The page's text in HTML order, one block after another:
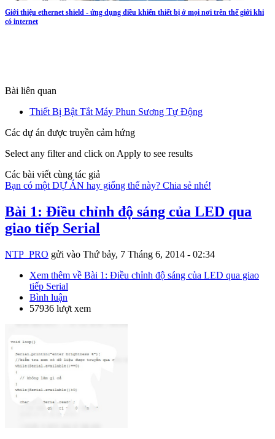
Giới thiệu ethernet shield - ứng dụng điều khiển thiết bị ở mọi nơi trên thế giới khi
có internet
Bài liên quan
Thiết Bị Bật Tắt Máy Phun Sương Tự Động
Các dự án được truyền cảm hứng
Select any filter and click on Apply to see results
Các bài viết cùng tác giả
Bạn có một DỰ ÁN hay giống thế này? Chia sẻ nhé!
Bài 1: Điều chỉnh độ sáng của LED qua
giao tiếp Serial
NTP_PRO gửi vào Thứ bảy, 7 Tháng 6, 2014 - 02:34
Xem thêm về Bài 1: Điều chỉnh độ sáng của LED qua giao
tiếp Serial
Bình luận
57936 lượt xem